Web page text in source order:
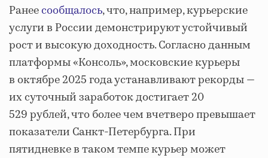
Ранеесообщалось, что, например, курьерские
услуги в России демонстрируют устойчивый
рост и высокую доходность. Согласно данным
платформы «Консоль», московские курьеры
в октябре 2025 года устанавливают рекорды —
их суточный заработок достигает 20
529 рублей, что более чем вчетверо превышает
показатели Санкт-Петербурга. При
пятидневке в таком темпе курьер может